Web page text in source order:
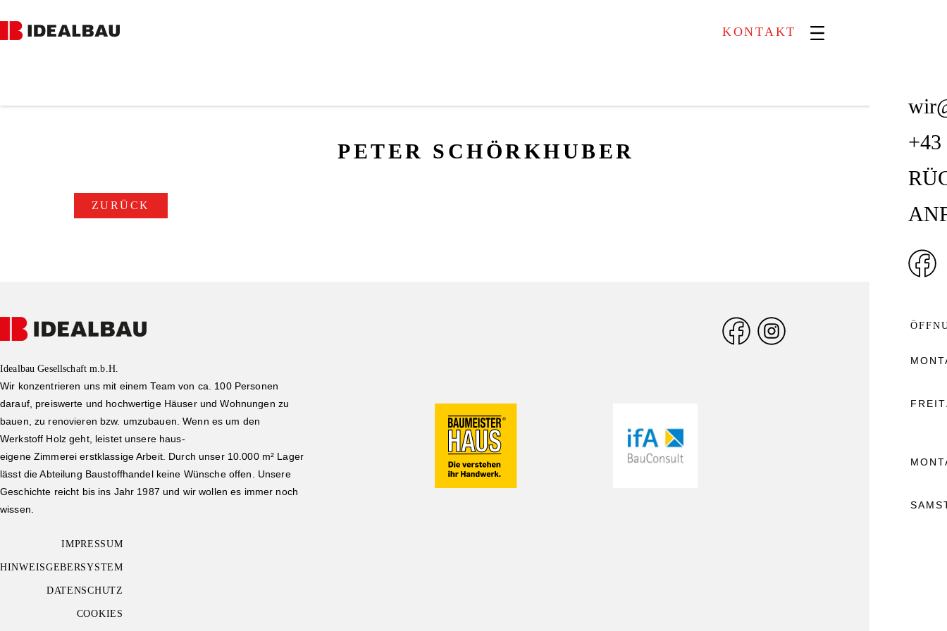
KONTAKT
PETER SCHÖRKHUBER
ZURÜCK
Idealbau Gesellschaft m.b.H.
Wir konzentrieren uns mit einem Team von ca. 100 Personen
darauf, preiswerte und hochwertige Häuser und Wohnungen zu
bauen, zu renovieren bzw. umzubauen. Wenn es um den
Werkstoff Holz geht, leistet unsere haus-
eigene Zimmerei erstklassige Arbeit. Durch unser 10.000 m² Lager
lässt die Abteilung Baustoffhandel keine Wünsche offen. Unsere
Geschichte reicht bis ins Jahr 1987 und wir wollen es immer noch
wissen.
IMPRESSUM
HINWEISGEBERSYSTEM
DATENSCHUTZ
COOKIES
+43